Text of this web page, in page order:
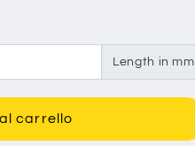
Length in mm
carrello